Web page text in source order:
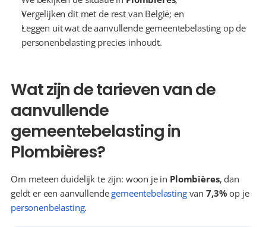
Vergelijken dit met de rest van België; en
Leggen uit wat de aanvullende gemeentebelasting op de
personenbelasting precies inhoudt.
Wat zijn de tarieven van de
aanvullende
gemeentebelasting in
Plombières?
Om meteen duidelijk te zijn: woon je in Plombières, dan
geldt er een aanvullende gemeentebelasting van 7,3%
op je
personenbelasting.